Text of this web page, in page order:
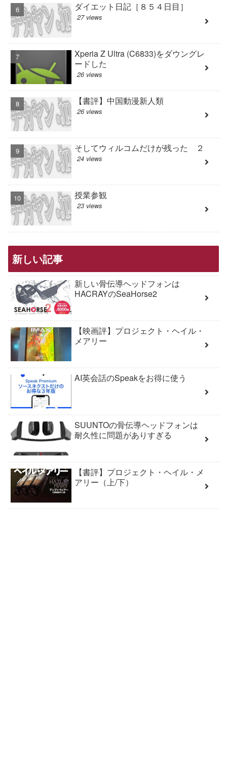
ダイエット日記［８５４日目］
27 views
Xperia Z Ultra (C6833)をダウングレ
ードした
26 views
【書評】中国動漫新人類
26 views
そしてウィルコムだけが残った ２
24 views
授業参観
23 views
新しい記事
新しい骨伝導ヘッドフォンは
HACRAYのSeaHorse2
【映画評】プロジェクト・ヘイル・
メアリー
AI英会話のSpeakをお得に使う
SUUNTOの骨伝導ヘッドフォンは
耐久性に問題がありすぎる
【書評】プロジェクト・ヘイル・メ
アリー（上/下）